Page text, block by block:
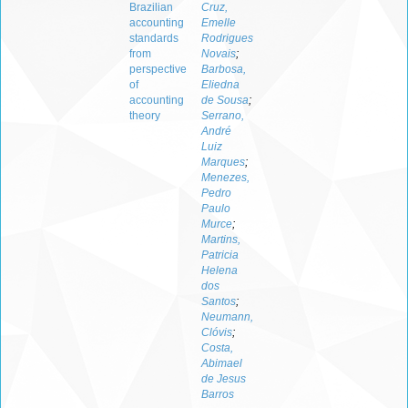
Brazilian
accounting
standards
from
perspective
of
accounting
theory
Cruz,
Emelle
Rodrigues
Novais;
Barbosa,
Eliedna
de Sousa;
Serrano,
André
Luiz
Marques;
Menezes,
Pedro
Paulo
Murce;
Martins,
Patricia
Helena
dos
Santos;
Neumann,
Clóvis;
Costa,
Abimael
de Jesus
Barros